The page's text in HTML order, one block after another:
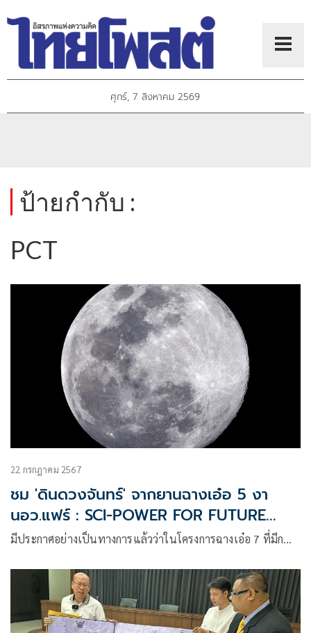
ศุกร์, 7 สิงหาคม 2569
ป้ายกำกับ :
PCT
22 กรกฎาคม 2567
ชม 'ดินดวงจันทร์' จากยานฉางเอ๋อ 5 งา
นอว.แฟร์ : SCI-POWER FOR FUTURE
THAILAND
มีประกาศอย่างเป็นทางการแล้วว่าในโครงการฉางเอ๋อ 7 ที่มีก…